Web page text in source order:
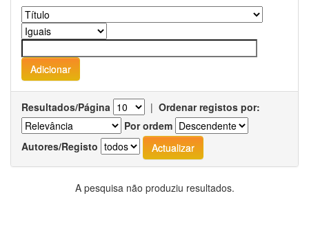
Resultados/Página | Ordenar registos por:
Por ordem
Autores/Registo
A pesquisa não produziu resultados.